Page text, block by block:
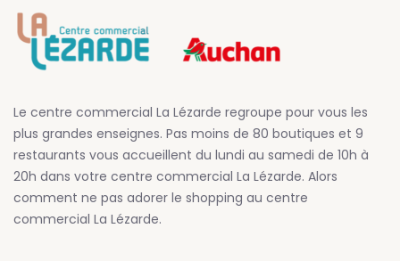
Le centre commercial La Lézarde regroupe pour vous les
plus grandes enseignes. Pas moins de 80 boutiques et 9
restaurants vous accueillent du lundi au samedi de 10h à
20h dans votre centre commercial La Lézarde. Alors
comment ne pas adorer le shopping au centre
commercial La Lézarde.